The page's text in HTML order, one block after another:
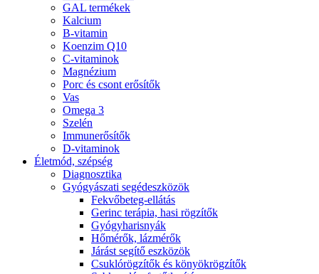
GAL termékek
Kalcium
B-vitamin
Koenzim Q10
C-vitaminok
Magnézium
Porc és csont erősítők
Vas
Omega 3
Szelén
Immunerősítők
D-vitaminok
Életmód, szépség
Diagnosztika
Gyógyászati segédeszközök
Fekvőbeteg-ellátás
Gerinc terápia, hasi rögzítők
Gyógyharisnyák
Hőmérők, lázmérők
Járást segítő eszközök
Csuklórögzítők és könyökrögzítők